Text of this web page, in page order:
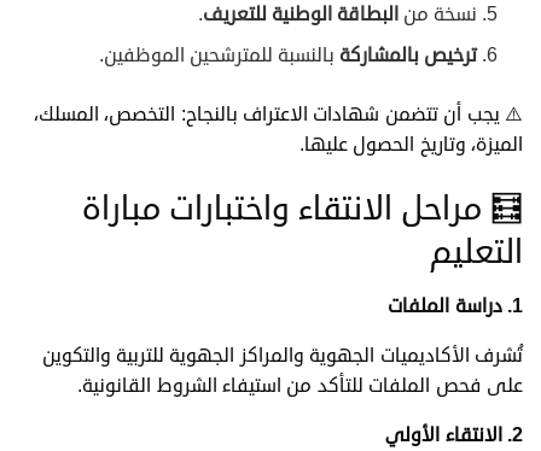
نسخة من البطاقة الوطنية للتعريف.
ترخيص بالمشاركة بالنسبة للمترشحين الموظفين.
⚠️ يجب أن تتضمن شهادات الاعتراف بالنجاح: التخصص، المسلك،
الميزة، وتاريخ الحصول عليها.
🧮 مراحل الانتقاء واختبارات مباراة
التعليم
1. دراسة الملفات
تُشرف الأكاديميات الجهوية والمراكز الجهوية للتربية والتكوين
على فحص الملفات للتأكد من استيفاء الشروط القانونية.
2. الانتقاء الأولي